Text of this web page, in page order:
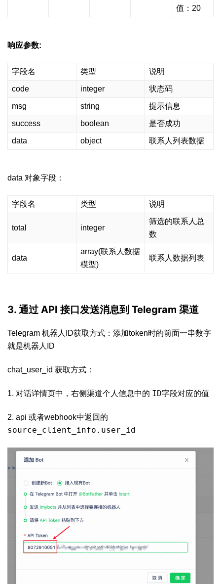
值：20
响应参数:
字段名 类型 说明
code integer 状态码
msg string 提示信息
success boolean 是否成功
data object 联系人列表数据
data 对象字段：
字段名 类型 说明
total integer
筛选的联系人总
数
data
array(联系人数据
模型)
联系人数据列表
3. 通过 API 接口发送消息到 Telegram 渠道
Telegram 机器人ID获取方式：添加token时的前面一串数字
就是机器人ID
chat_user_id 获取方式：
1. 对话详情页中，右侧渠道个人信息中的 ID字段对应的值
2. api 或者webhook中返回的
source_client_info.user_id